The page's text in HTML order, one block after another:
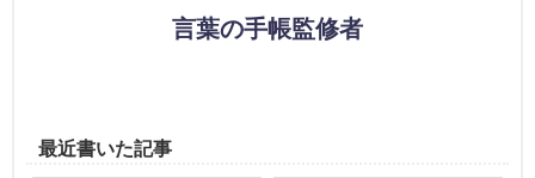
言葉の手帳監修者
最近書いた記事